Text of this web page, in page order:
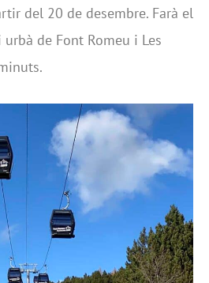
del 20 de desembre. Farà el
de Font Romeu i Les